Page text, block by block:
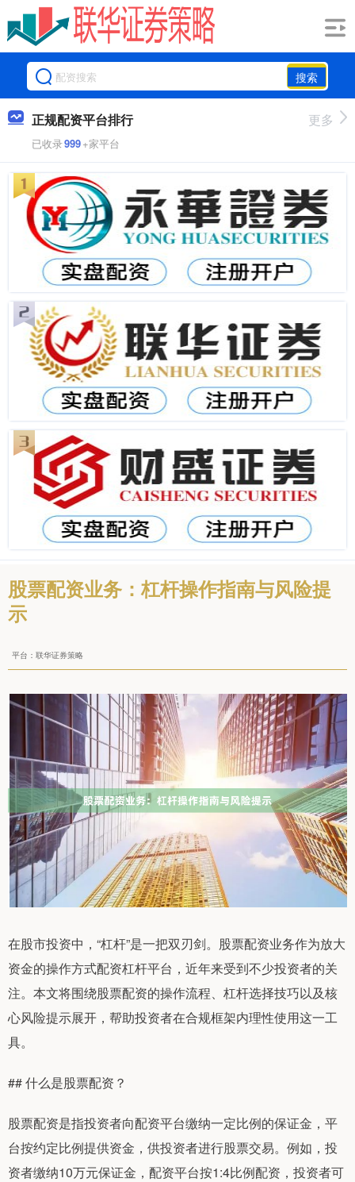
搜索
正规配资平台排行
已收录999+家平台
更多
股票配资业务：杠杆操作指南与风险提
示
平台：联华证券策略
在股市投资中，“杠杆”是一把双刃剑。股票配资业务作为放大
资金的操作方式配资杠杆平台，近年来受到不少投资者的关
注。本文将围绕股票配资的操作流程、杠杆选择技巧以及核
心风险提示展开，帮助投资者在合规框架内理性使用这一工
具。
## 什么是股票配资？
股票配资是指投资者向配资平台缴纳一定比例的保证金，平
台按约定比例提供资金，供投资者进行股票交易。例如，投
资者缴纳10万元保证金，配资平台按1:4比例配资，投资者可